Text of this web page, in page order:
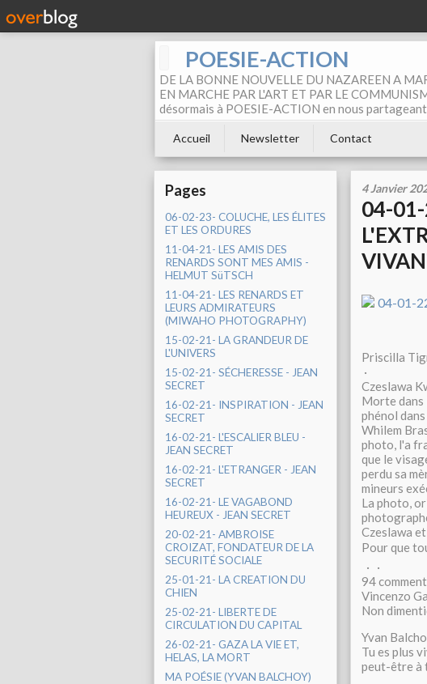
POESIE-ACTION
DE LA BONNE NOUVELLE DU NAZAREEN A
EN MARCHE PAR L'ART ET PAR LE
désormais à POESIE-ACTION en nous
Accueil Newsletter Contact
Pages
06-02-23- COLUCHE, LES ÉLITES
ET LES ORDURES
11-04-21- LES AMIS DES
RENARDS SONT MES AMIS -
HELMUT SüTSCH
11-04-21- LES RENARDS ET
LEURS ADMIRATEURS
(MIWAHO PHOTOGRAPHY)
15-02-21- LA GRANDEUR DE
L'UNIVERS
15-02-21- SÉCHERESSE - JEAN
SECRET
16-02-21- INSPIRATION - JEAN
SECRET
16-02-21- L'ESCALIER BLEU -
JEAN SECRET
16-02-21- L'ETRANGER - JEAN
SECRET
16-02-21- LE VAGABOND
HEUREUX - JEAN SECRET
20-02-21- AMBROISE
CROIZAT, FONDATEUR DE LA
SECURITÉ SOCIALE
25-01-21- LA CREATION DU
CHIEN
25-02-21- LIBERTE DE
CIRCULATION DU CAPITAL
26-02-21- GAZA LA VIE ET,
HELAS, LA MORT
MA POÉSIE (YVAN BALCHOY)
4 Janvier
04-
Priscilla
·
Czeslawa
Morte dans
phénol
Whilem
photo, l'a
que le
perdu sa
mineurs
La photo,
Czeslawa
Pour que
· ·
94
Vincenzo
Non
Yvan
Tu es plus
peut-être à